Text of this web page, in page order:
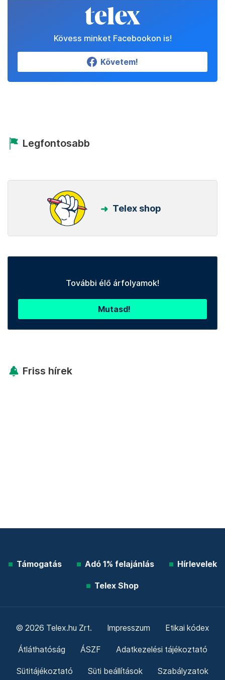
Kövess minket Facebookon is!
Követem!
Legfontosabb
Telex shop
További élő árfolyamok!
Mutasd!
Friss hírek
Támogatás Adó 1% felajánlás Hírlevelek
Telex Shop
© 2026 Telex.hu Zrt. Impresszum Etikai kódex
Átláthatóság ÁSZF Adatkezelési tájékoztató
Sütitájékoztató Süti beállítások Szabályzatok